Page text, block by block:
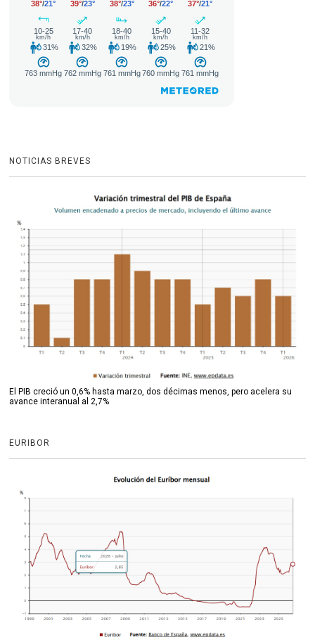
NOTICIAS BREVES
El PIB creció un 0,6% hasta marzo, dos décimas menos, pero acelera su
avance interanual al 2,7%
EURIBOR